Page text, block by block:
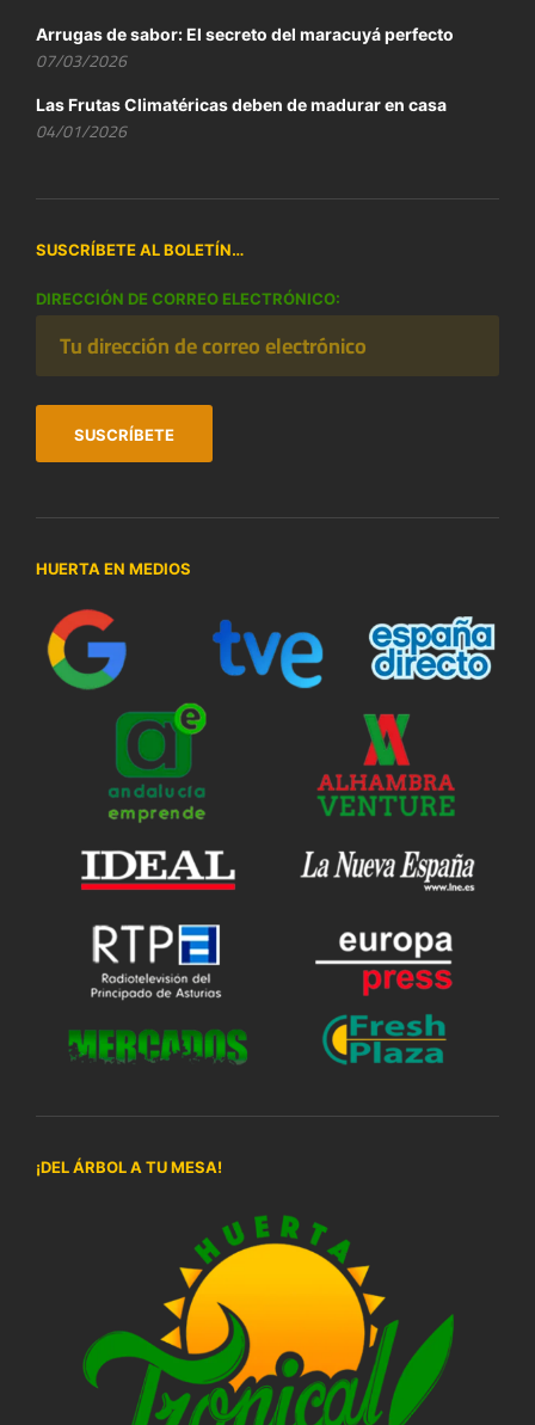
Arrugas de sabor: El secreto del maracuyá perfecto
07/03/2026
Las Frutas Climatéricas deben de madurar en casa
04/01/2026
SUSCRÍBETE AL BOLETÍN…
DIRECCIÓN DE CORREO ELECTRÓNICO:
HUERTA EN MEDIOS
¡DEL ÁRBOL A TU MESA!